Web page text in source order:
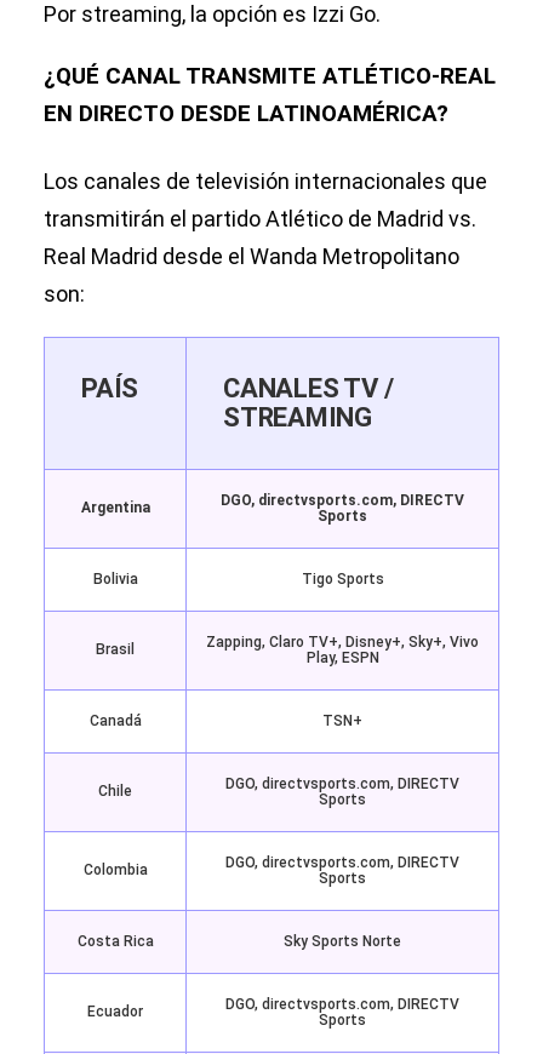
Por streaming, la opción es Izzi Go.
¿QUÉ CANAL TRANSMITE ATLÉTICO-REAL
EN DIRECTO DESDE LATINOAMÉRICA?
Los canales de televisión internacionales que
transmitirán el partido Atlético de Madrid vs.
Real Madrid desde el Wanda Metropolitano
son:
PAÍS
CANALES TV /
STREAMING
Argentina
DGO, directvsports.com, DIRECTV
Sports
Bolivia Tigo Sports
Brasil
Zapping, Claro TV+, Disney+, Sky+, Vivo
Play, ESPN
Canadá TSN+
Chile
DGO, directvsports.com, DIRECTV
Sports
Colombia
DGO, directvsports.com, DIRECTV
Sports
Costa Rica Sky Sports Norte
Ecuador
DGO, directvsports.com, DIRECTV
Sports